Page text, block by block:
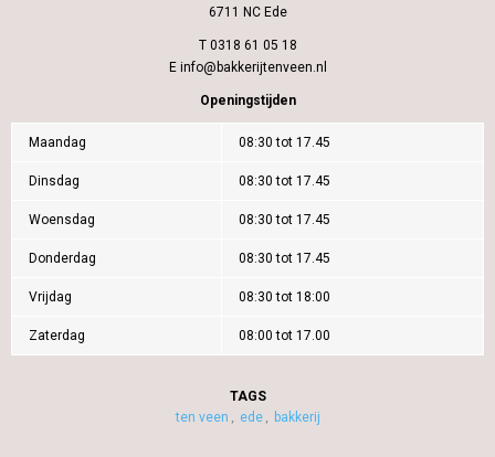
6711 NC Ede
T 0318 61 05 18
E info@bakkerijtenveen.nl
Openingstijden
Maandag 08:30 tot 17.45
Dinsdag 08:30 tot 17.45
Woensdag 08:30 tot 17.45
Donderdag 08:30 tot 17.45
Vrijdag 08:30 tot 18:00
Zaterdag 08:00 tot 17.00
TAGS
ten veen
ede bakkerij